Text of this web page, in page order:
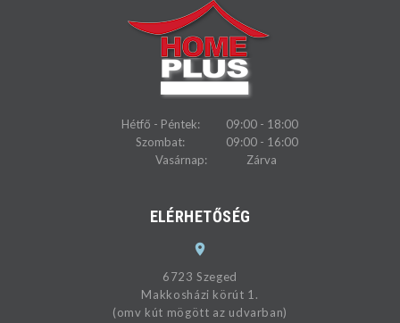
Hétfő - Péntek:
09:00 - 18:00
Szombat:
09:00 - 16:00
Vasárnap:
Zárva
ELÉRHETŐSÉG
6723 Szeged
Makkosházi körút 1.
(omv kút mögött az udvarban)